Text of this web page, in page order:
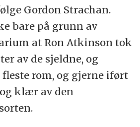
Gordon Strachan.
bare på grunn av
at Ron Atkinson tok
av de sjeldne, og
rom, og gjerne iført
klær av den